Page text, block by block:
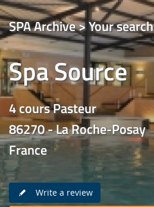
SPA Archive > Your search
Spa Source
4 cours Pasteur
86270 - La Roche-Posay
France
Write a review